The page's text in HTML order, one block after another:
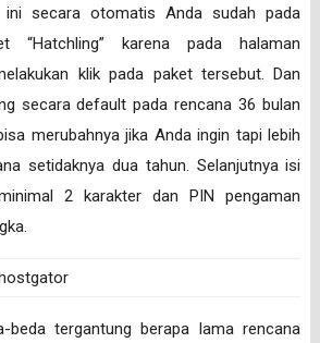
ini secara otomatis Anda sudah pada
“Hatchling” karena pada halaman
klik pada paket tersebut. Dan
secara default pada rencana 36 bulan
merubahnya jika Anda ingin tapi lebih
setidaknya dua tahun. Selanjutnya isi
2 karakter dan PIN pengaman
beda tergantung berapa lama rencana